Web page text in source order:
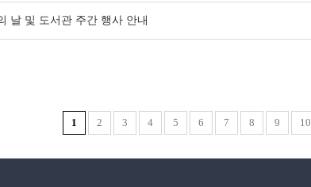
날 및 도서관 주간 행사 안내
1 2 3 4 5 6 7 8 9 10